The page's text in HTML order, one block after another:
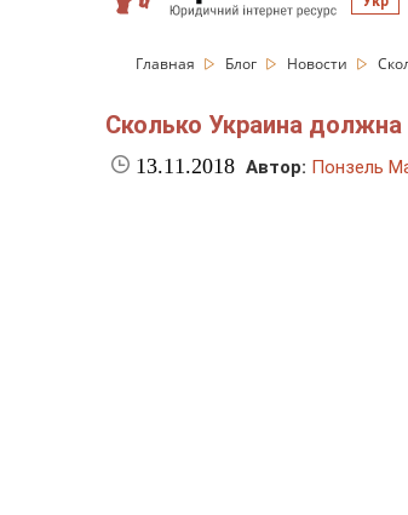
Главная Блог Новости
Сколько Украина
13.11.2018 Автор: Понзель